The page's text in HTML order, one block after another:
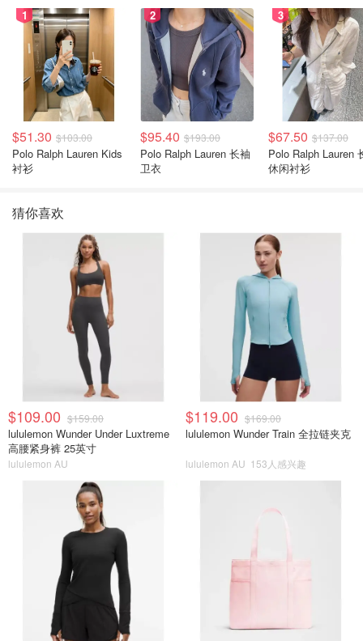
1
$51.30 $103.00
Polo Ralph Lauren Kids
衬衫
2
$95.40 $193.00
Polo Ralph Lauren 长袖
卫衣
3
$67.50 $137.00
Polo Ralph Lauren
休闲衬衫
猜你喜欢
$109.00 $159.00
lululemon Wunder Under Luxtreme
高腰紧身裤 25英寸
lululemon AU
$119.00 $169.00
lululemon Wunder Train 全拉链夹克
lululemon AU 153人感兴趣